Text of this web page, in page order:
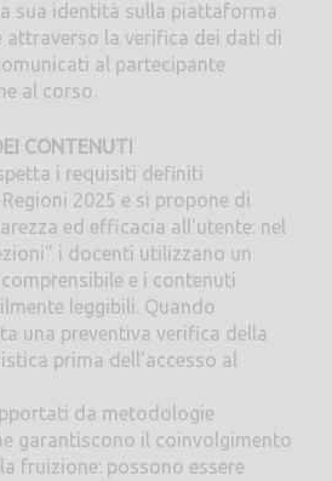
sua identità sulla piattaforma
attraverso la verifica dei dati di
al partecipante
al corso.
CONTENUTI
i requisiti definiti
2025 e si propone di
ed efficacia all'utente: nel
i docenti utilizzano un
e i contenuti
leggibili. Quando
una preventiva verifica della
prima dell'accesso al
da metodologie
garantiscono il coinvolgimento
fruizione: possono essere